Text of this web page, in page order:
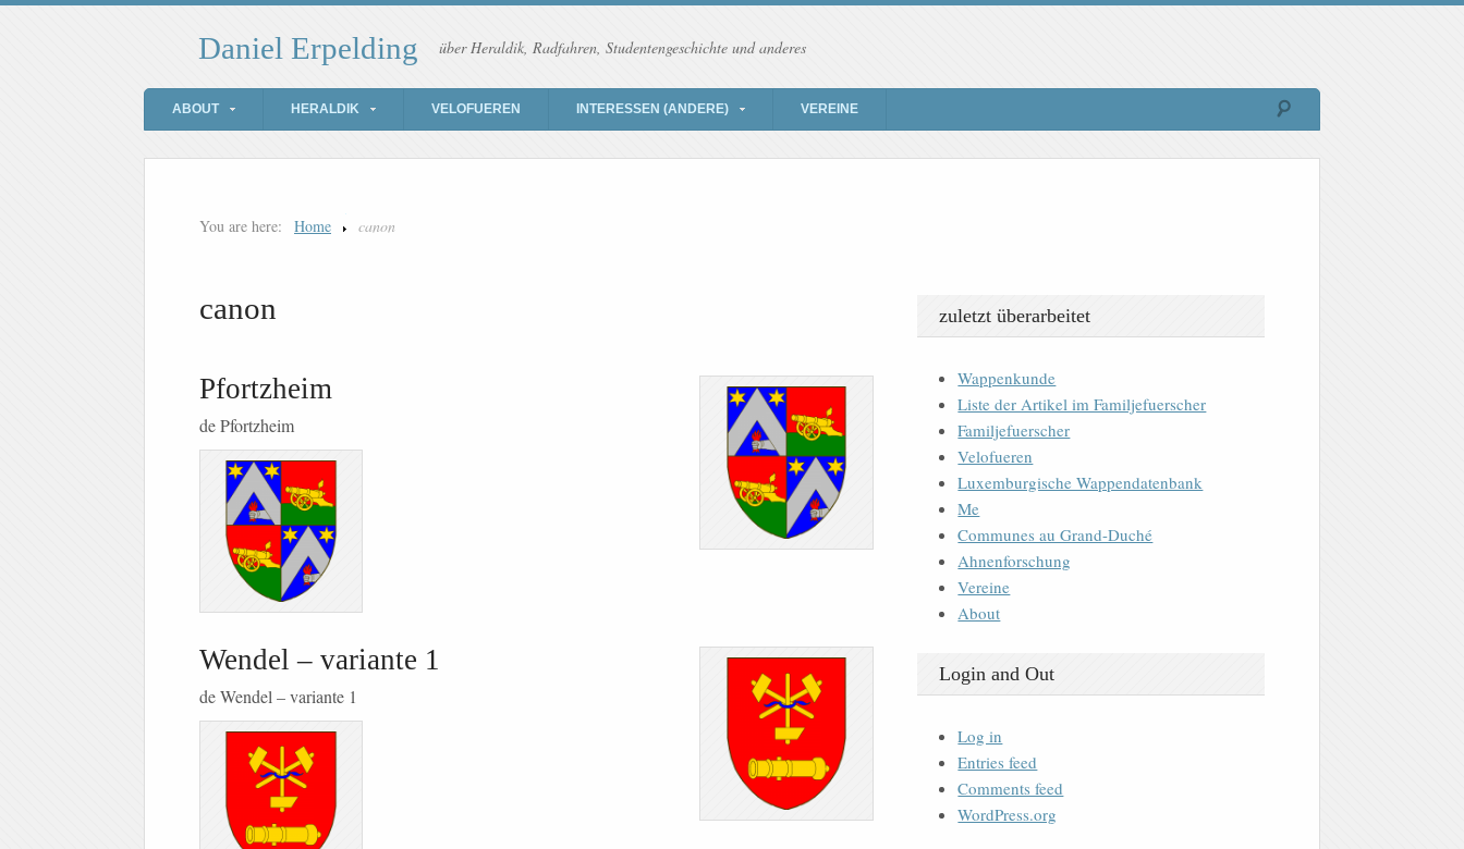
Daniel Erpelding über Heraldik, Radfahren, Studentengeschichte und anderes
ABOUT HERALDIK VELOFUEREN INTERESSEN (ANDERE) VEREINE
You are here: Home canon
canon
Pfortzheim
de Pfortzheim
Wendel – variante 1
de Wendel – variante 1
zuletzt überarbeitet
Wappenkunde
Liste der Artikel im Familjefuerscher
Familjefuerscher
Velofueren
Luxemburgische Wappendatenbank
Me
Communes au Grand-Duché
Ahnenforschung
Vereine
About
Login and Out
Log in
Entries feed
Comments feed
WordPress.org